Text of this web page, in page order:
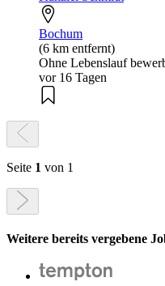
Bochum
(6 km entfernt)
Ohne Lebenslauf
vor 16 Tagen
Seite 1 von 1
Weitere bereits vergebene